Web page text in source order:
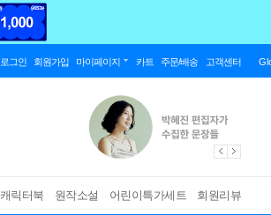
로그인 회원가입 마이페이지 카트 주문/배송 고객센터
캐릭터북 원작소설 어린이특가세트 회원리뷰